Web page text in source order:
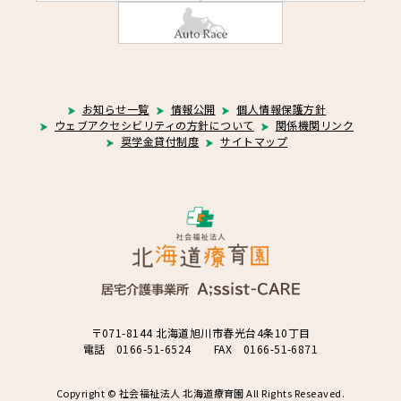
お知らせ一覧 情報公開
個人情報保護方針
ウェブアクセシビリティの方針について
関係機関リンク
奨学金貸付制度
サイトマップ
〒071-8144 北海道旭川市春光台4条10丁目
電話 0166-51-6524 FAX 0166-51-6871
Copyright © 社会福祉法人 北海道療育園 All Rights Reseaved.